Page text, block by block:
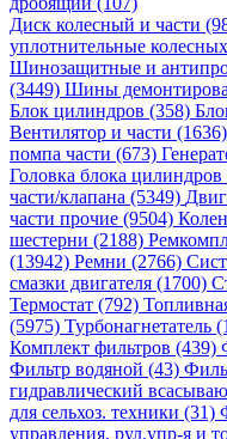
Диск колесный и части
уплотнительные
Шинозащитные и
(3449) Шины
Блок цилиндров (358)
Вентилятор и части (1636)
помпа части (673)
Головка блока цилиндров
части/клапана (5349)
части прочие (9504)
шестерни (2188)
(13942) Ремни (2766)
смазки двигателя (1700)
Термостат (792)
(5975) Турбонагнетатель
Комплект фильтров (439)
Фильтр водяной (43)
гидравлический
для сельхоз. техники (31)
управления, рул.упр-я и